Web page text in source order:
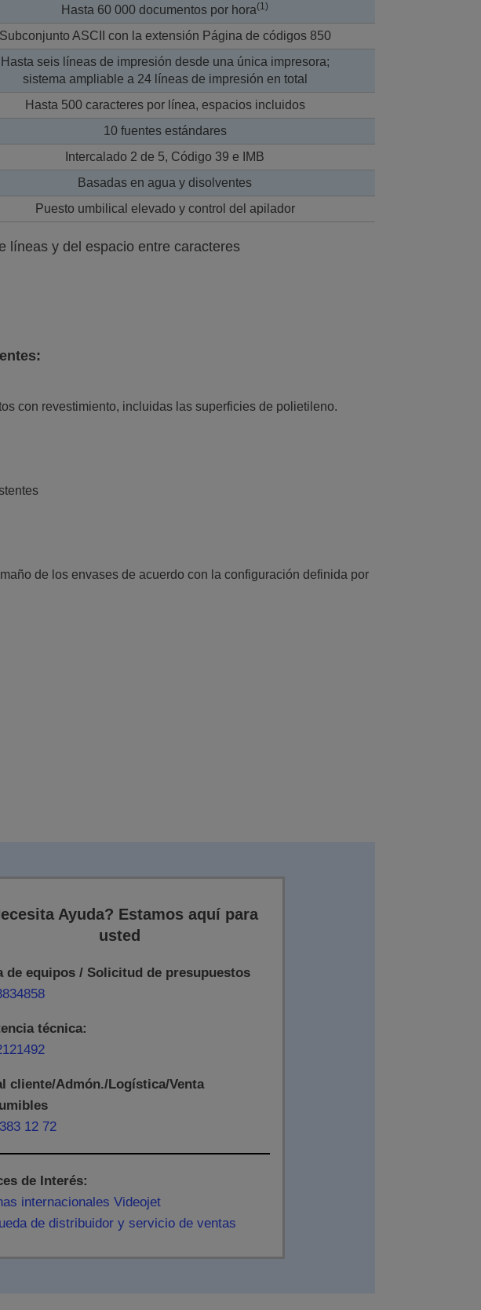
Hasta 60 000 documentos por hora(1)
Subconjunto ASCII con la extensión Página de códigos 850
Hasta seis líneas de impresión desde una única impresora;
sistema ampliable a 24 líneas de impresión en total
Hasta 500 caracteres por línea, espacios incluidos
10 fuentes estándares
Intercalado 2 de 5, Código 39 e IMB
Basadas en agua y disolventes
Puesto umbilical elevado y control del apilador
líneas y del espacio entre caracteres
con revestimiento, incluidas las superficies de polietileno.
de los envases de acuerdo con la configuración definida por
Ayuda? Estamos aquí para
usted
de equipos / Solicitud de presupuestos
técnica:
cliente/Admón./Logística/Venta
12 72
de Interés:
internacionales Videojet
de distribuidor y servicio de ventas